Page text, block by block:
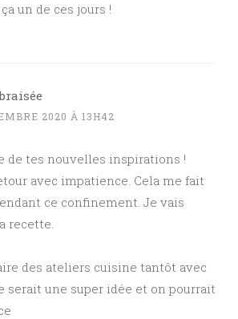
un de ces jours !
2020 À 13H42
de tes nouvelles inspirations !
avec impatience. Cela me fait
ce confinement. Je vais
recette.
des ateliers cuisine tantôt avec
serait une super idée et on pourrait